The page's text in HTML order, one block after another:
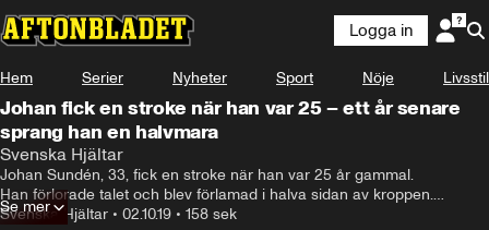
Logga in
Hem Serier Nyheter Sport Nöje Livsstil
Johan fick en stroke när han var 25 – ett år senare
sprang han en halvmara
Svenska Hjältar
Johan Sundén, 33, fick en stroke när han var 25 år gammal.
Han förlorade talet och blev förlamad i halva sidan av kroppen.
I dag  föreläser han om hur man tar sig tillbaka.
Svenska Hjältar • 02.10.19 • 158 sek
Se mer